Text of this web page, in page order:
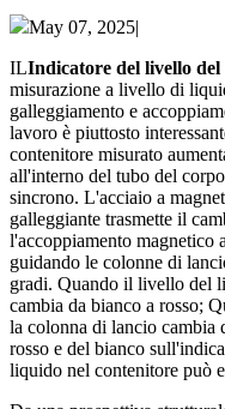
May 07, 2025|
ILIndicatore del livello del
misurazione a livello di
galleggiamento e
lavoro è piuttosto
contenitore misurato
all'interno del tubo del
sincrono. L'acciaio a
galleggiante trasmette il
l'accoppiamento magnetico
guidando le colonne di
gradi. Quando il livello del
cambia da bianco a rosso;
la colonna di lancio cambia
rosso e del bianco
liquido nel contenitore può